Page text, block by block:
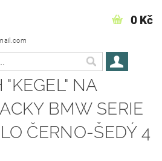
0 Kč
NA
BMW SERIE
ČERNO-ŠEDÝ 4